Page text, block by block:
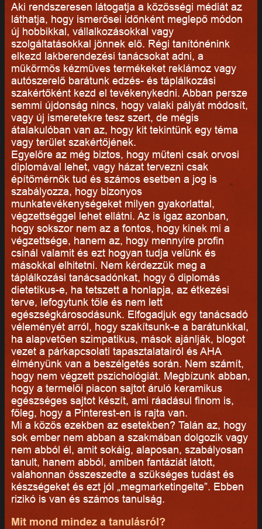
Aki rendszeresen látogatja a közösségi médiát az
láthatja, hogy ismerősei időnként meglepő módon
új hobbikkal, vállalkozásokkal vagy
szolgáltatásokkal jönnek elő. Régi tanítónénink
elkezd lakberendezési tanácsokat adni, a
műkörmös kézműves termékeket reklámoz vagy
autószerelő barátunk edzés- és táplálkozási
szakértőként kezd el tevékenykedni. Abban persze
semmi újdonság nincs, hogy valaki pályát módosít,
vagy új ismeretekre tesz szert, de mégis
átalakulóban van az, hogy kit tekintünk egy téma
vagy terület szakértőjének.
Egyelőre az még biztos, hogy műteni csak orvosi
diplomával lehet, vagy házat tervezni csak
építőmérnök tud és számos esetben a jog is
szabályozza, hogy bizonyos
munkatevékenységeket milyen gyakorlattal,
végzettséggel lehet ellátni. Az is igaz azonban,
hogy sokszor nem az a fontos, hogy kinek mi a
végzettsége, hanem az, hogy mennyire profin
csinál valamit és ezt hogyan tudja velünk és
másokkal elhitetni. Nem kérdezzük meg a
táplálkozási tanácsadónkat, hogy ő diplomás
dietetikus-e, ha tetszett a honlapja, az étkezési
terve, lefogytunk tőle és nem lett
egészségkárosodásunk. Elfogadjuk egy tanácsadó
véleményét arról, hogy szakítsunk-e a barátunkkal,
ha alapvetően szimpatikus, mások ajánlják, blogot
vezet a párkapcsolati tapasztalatairól és AHA
élményünk van a beszélgetés során. Nem számít,
hogy nem végzett pszichológiát. Megbízunk abban,
hogy a termelői piacon sajtot áruló keramikus
egészséges sajtot készít, ami ráadásul finom is,
főleg, hogy a Pinterest-en is rajta van.
Mi a közös ezekben az esetekben? Talán az, hogy
sok ember nem abban a szakmában dolgozik vagy
nem abból él, amit sokáig, alaposan, szabályosan
tanult, hanem abból, amiben fantáziát látott,
valahonnan összeszedte a szükséges tudást és
készségeket és ezt jól „megmarketingelte”. Ebben
rizikó is van és számos tanulság.
Mit mond mindez a tanulásról?